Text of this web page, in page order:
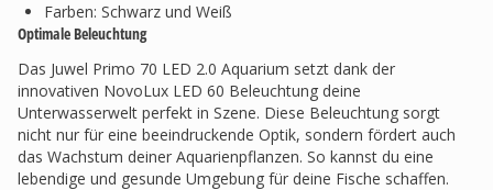
Farben: Schwarz und Weiß
Optimale Beleuchtung
Das Juwel Primo 70 LED 2.0 Aquarium setzt dank der
innovativen NovoLux LED 60 Beleuchtung deine
Unterwasserwelt perfekt in Szene. Diese Beleuchtung sorgt
nicht nur für eine beeindruckende Optik, sondern fördert auch
das Wachstum deiner Aquarienpflanzen. So kannst du eine
lebendige und gesunde Umgebung für deine Fische schaffen.